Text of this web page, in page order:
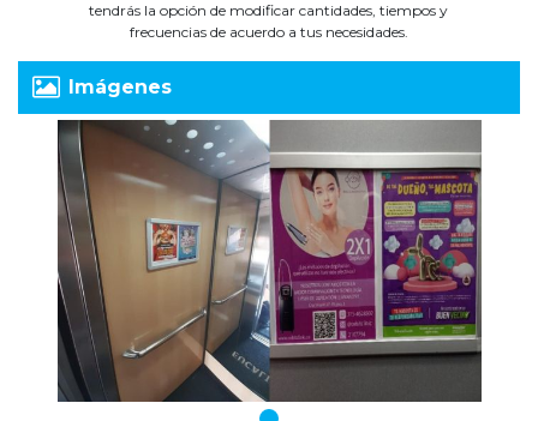
tendrás la opción de modificar cantidades, tiempos y
frecuencias de acuerdo a tus necesidades.
Imágenes